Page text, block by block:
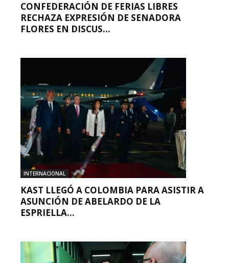
CONFEDERACIÓN DE FERIAS LIBRES
RECHAZA EXPRESIÓN DE SENADORA
FLORES EN DISCUS...
INTERNACIONAL
KAST LLEGÓ A COLOMBIA PARA ASISTIR A
ASUNCIÓN DE ABELARDO DE LA
ESPRIELLA...